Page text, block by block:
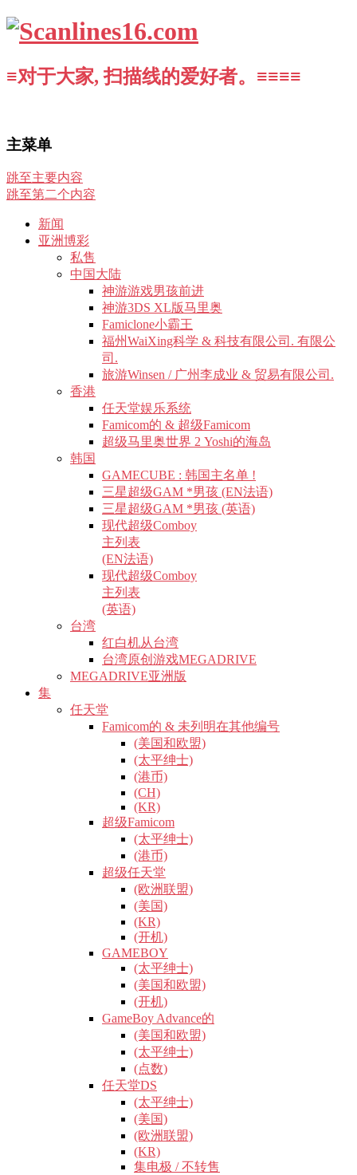
≡对于大家, 扫描线的爱好者。≡≡≡≡
主菜单
跳至主要内容
跳至第二个内容
新闻
亚洲博彩
私售
中国大陆
神游游戏男孩前进
神游3DS XL版马里奥
Famiclone小霸王
福州WaiXing科学 & 科技有限公司. 有限公
司.
旅游Winsen / 广州李成业 & 贸易有限公司.
香港
任天堂娱乐系统
Famicom的 & 超级Famicom
超级马里奥世界 2 Yoshi的海岛
韩国
GAMECUBE : 韩国主名单 !
三星超级GAM *男孩 (EN法语)
三星超级GAM *男孩 (英语)
现代超级Comboy
主列表
(EN法语)
现代超级Comboy
主列表
(英语)
台湾
红白机从台湾
台湾原创游戏MEGADRIVE
MEGADRIVE亚洲版
集
任天堂
Famicom的 & 未列明在其他编号
(美国和欧盟)
(太平绅士)
(港币)
(CH)
(KR)
超级Famicom
(太平绅士)
(港币)
超级任天堂
(欧洲联盟)
(美国)
(KR)
(开机)
GAMEBOY
(太平绅士)
(美国和欧盟)
(开机)
GameBoy Advance的
(美国和欧盟)
(太平绅士)
(点数)
任天堂DS
(太平绅士)
(美国)
(欧洲联盟)
(KR)
集电极 / 不转售